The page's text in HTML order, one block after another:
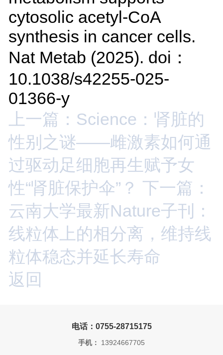
cytosolic acetyl-CoA
synthesis in cancer cells.
Nat Metab (2025). doi：
10.1038/s42255-025-
01366-y
上一篇：Science：肾脏的
性别之谜——雌激素如何通
过驱动足细胞再生赋予女
性“肾脏保护伞”？ 下一篇：
云南大学最新Nature子刊：
线粒体上的相分离，维持线
粒体稳态并延长寿命
返回
电话：0755-28715175
手机： 13924667705